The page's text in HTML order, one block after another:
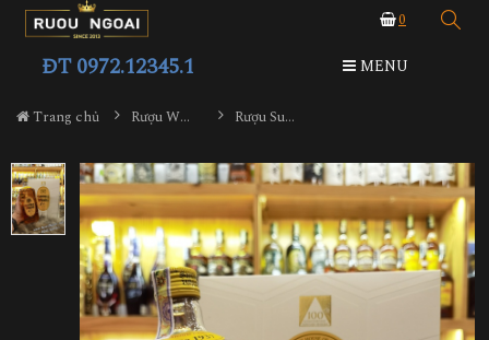
0
ĐT 0972.12345.1 MENU
Trang chủ Rượu Whisky Rượu Suntory Whisky Kakubin Hộp Quà 2024